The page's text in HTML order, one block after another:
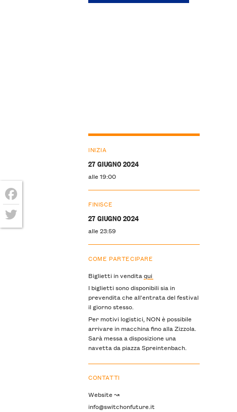
INIZIA
27 GIUGNO 2024
alle 19:00
FINISCE
27 GIUGNO 2024
alle 23:59
COME PARTECIPARE
Biglietti in vendita qui
I biglietti sono disponibili sia in
prevendita che all'entrata del festival
il giorno stesso.
Per motivi logistici, NON è possibile
arrivare in macchina fino alla Zizzola.
Sarà messa a disposizione una
navetta da piazza Spreintenbach.
CONTATTI
Website ↝
info@switchonfuture.it
Facebook
Twitter